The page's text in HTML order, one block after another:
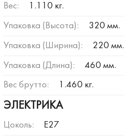
Вес: 1.110 кг.
Упаковка (Высота): 320 мм.
Упаковка (Ширина): 220 мм.
Упаковка (Длина): 460 мм.
Вес брутто: 1.460 кг.
ЭЛЕКТРИКА
Цоколь: E27